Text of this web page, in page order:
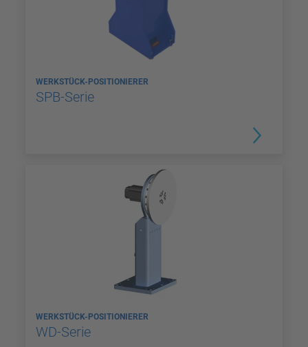
WERKSTÜCK-POSITIONIERER
SPB-Serie
WERKSTÜCK-POSITIONIERER
WD-Serie